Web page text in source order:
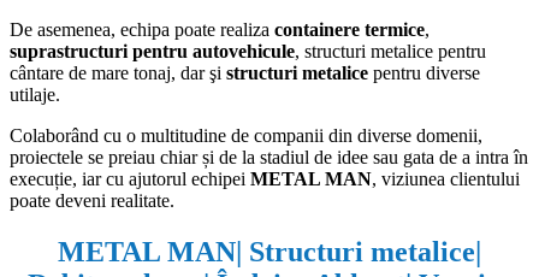
De asemenea, echipa poate realiza containere termice,
suprastructuri pentru autovehicule, structuri metalice pentru
cântare de mare tonaj, dar şi structuri metalice pentru diverse
utilaje.
Colaborând cu o multitudine de companii din diverse domenii,
proiectele se preiau chiar și de la stadiul de idee sau gata de a intra în
execuție, iar cu ajutorul echipei METAL MAN, viziunea clientului
poate deveni realitate.
METAL MAN| Structuri metalice|